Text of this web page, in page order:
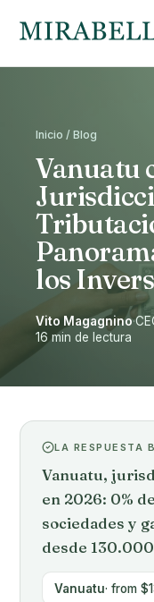
Inicio / Blog
Vanuatu
los
Vito Magagnino·
16 min de lectura
LA RESPUESTA
Vanuatu,
en 2026: 0%
sociedades y
desde
Vanuatu· from